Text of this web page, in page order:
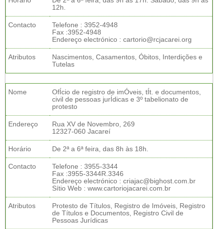
12h.
Contacto
Telefone : 3952-4948
Fax :3952-4948
Endereço electrónico : cartorio@rcjacarei.org
Atributos
Nascimentos, Casamentos, Óbitos, Interdições e
Tutelas
Nome
OfÍcio de registro de imÓveis, tÍt. e documentos,
civil de pessoas jurÍdicas e 3º tabelionato de
protesto
Endereço
Rua XV de Novembro, 269
12327-060 Jacareí
Horário De 2ª a 6ª feira, das 8h às 18h.
Contacto
Telefone : 3955-3344
Fax :3955-3344R.3346
Endereço electrónico : criajac@bighost.com.br
Sítio Web : www.cartoriojacarei.com.br
Atributos
Protesto de Títulos, Registro de Imóveis, Registro
de Títulos e Documentos, Registro Civil de
Pessoas Jurídicas